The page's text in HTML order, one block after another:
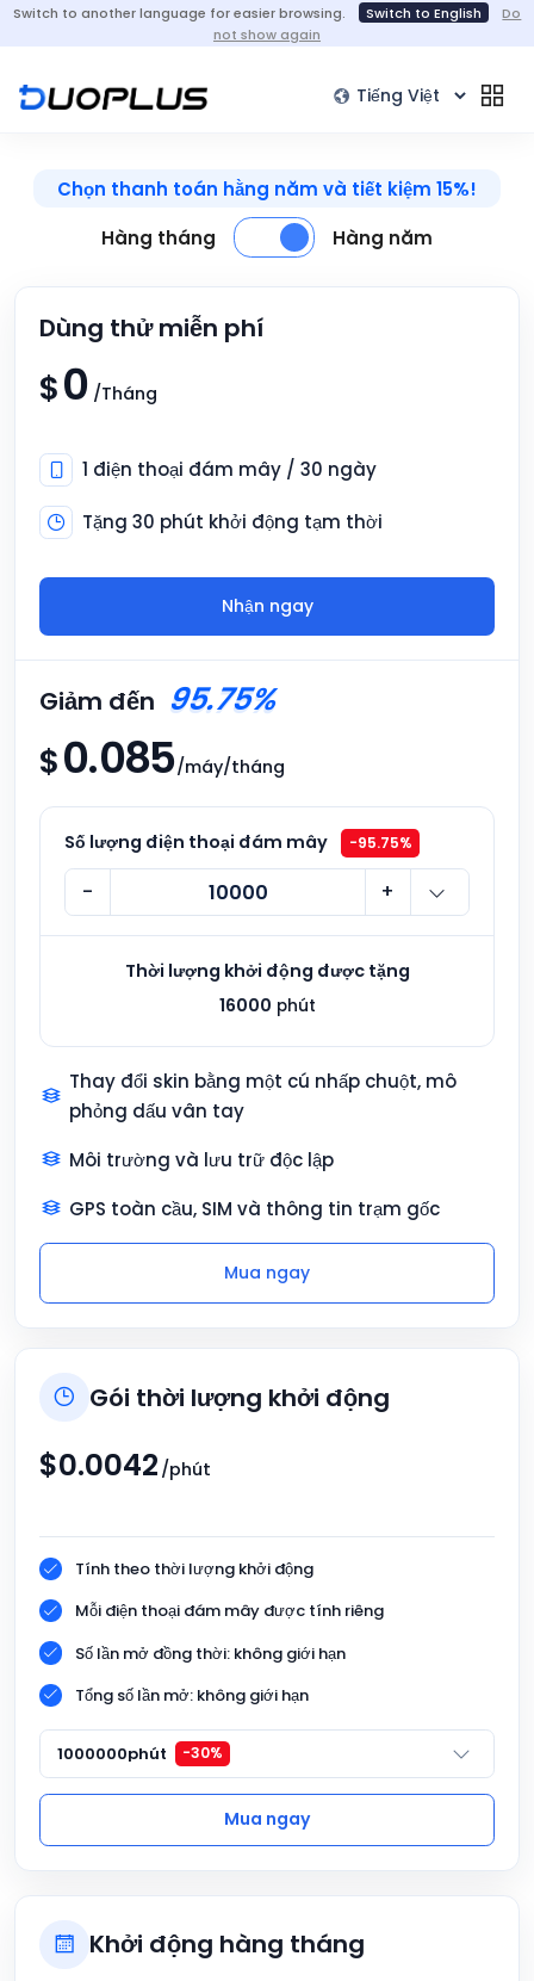
Switch to another language for easier browsing. Switch to English
Do
not show again
Chọn thanh toán hằng năm và tiết kiệm 15%!
Hàng tháng
Hàng năm
Dùng thử miễn phí
$0 /Tháng
1 điện thoại đám mây / 30 ngày
Tặng 30 phút khởi động tạm thời
Nhận ngay
Giảm đến 95.75%
$0.085/máy/tháng
Số lượng điện thoại đám mây -95.75%
- +
Thời lượng khởi động được tặng
16000 phút
Thay đổi skin bằng một cú nhấp chuột, mô
phỏng dấu vân tay
Môi trường và lưu trữ độc lập
GPS toàn cầu, SIM và thông tin trạm gốc
Mua ngay
Gói thời lượng khởi động
$0.0042 /phút
Tính theo thời lượng khởi động
Mỗi điện thoại đám mây được tính riêng
Số lần mở đồng thời: không giới hạn
Tổng số lần mở: không giới hạn
1000000phút -30%
Mua ngay
Khởi động hàng tháng